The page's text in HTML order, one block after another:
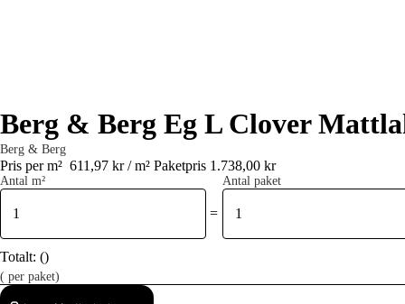
Berg & Berg Eg L Clover
Berg & Berg
Pris per m² 611,97 kr / m² Paketpris 1.738,00 kr
Antal m²
=
Antal paket
Totalt: ()
( per paket)